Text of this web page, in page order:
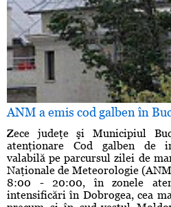
ANM a emis cod galben în
Zece judeţe şi Municipiul
atenţionare Cod galben de
valabilă pe parcursul zilei de
Naţionale de Meteorologie
8:00 - 20:00, în zonele
intensificări în Dobrogea, cea